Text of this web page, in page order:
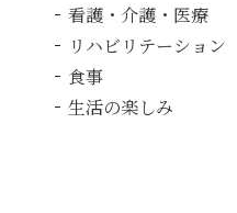
看護・介護・医療
リハビリテーション
食事
生活の楽しみ